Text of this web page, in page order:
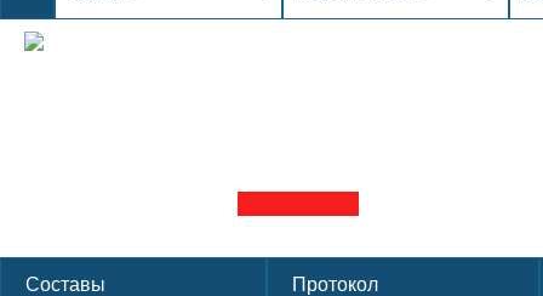
Протокол и события матча
Составы Протокол